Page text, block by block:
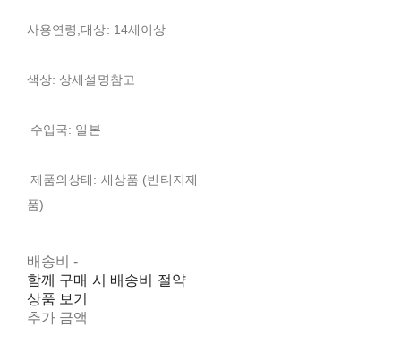
사용연령,대상: 14세이상
색상: 상세설명참고
수입국: 일본
제품의상태: 새상품 (빈티지제
품)
배송비-
함께 구매 시 배송비 절약
상품 보기
추가 금액